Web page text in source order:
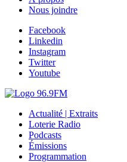
Nous joindre
Facebook
Linkedin
Instagram
Twitter
Youtube
Actualité | Extraits
Loterie Radio
Podcasts
Émissions
Programmation